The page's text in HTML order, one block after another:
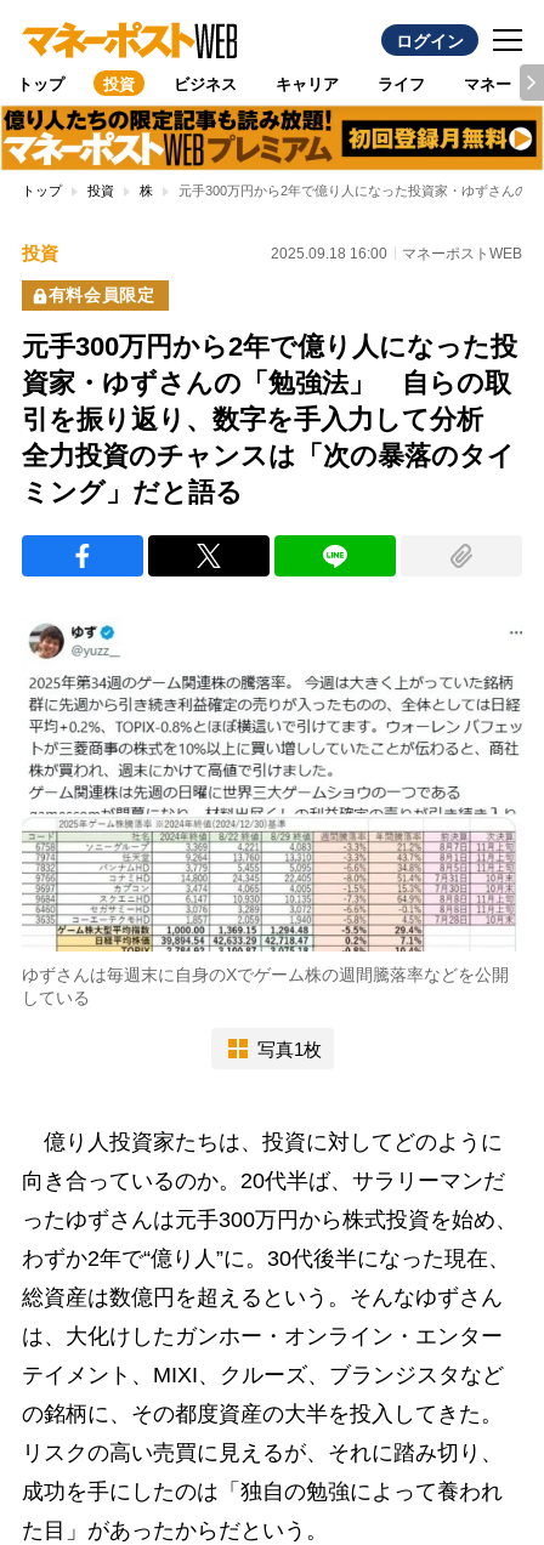
ログイン
トップ 投資 ビジネス キャリア ライフ マネー
トップ 投資 株 元手300万円から2年で億り人になった投資家・ゆずさん
投資 2025.09.18 16:00 マネーポストWEB
有料会員限定
元手300万円から2年で億り人になった投
資家・ゆずさんの「勉強法」 自らの取
引を振り返り、数字を手入力して分析
全力投資のチャンスは「次の暴落のタイ
ミング」だと語る
ゆずさんは毎週末に自身のXでゲーム株の週間騰落率などを公開
している
写真1枚
億り人投資家たちは、投資に対してどのように
向き合っているのか。20代半ば、サラリーマンだ
ったゆずさんは元手300万円から株式投資を始め、
わずか2年で“億り人”に。30代後半になった現在、
総資産は数億円を超えるという。そんなゆずさん
は、大化けしたガンホー・オンライン・エンター
テイメント、MIXI、クルーズ、ブランジスタなど
の銘柄に、その都度資産の大半を投入してきた。
リスクの高い売買に見えるが、それに踏み切り、
成功を手にしたのは「独自の勉強によって養われ
た目」があったからだという。